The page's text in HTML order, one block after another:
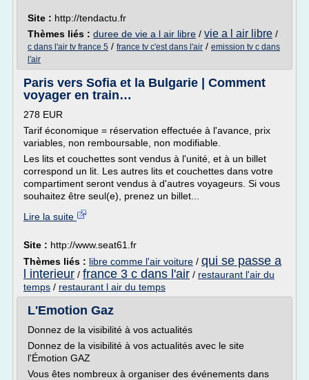
Site : http://tendactu.fr
Thèmes liés : duree de vie a l air libre / vie a l air libre /
c dans l'air tv france 5 / france tv c'est dans l'air / emission tv c dans
l'air
Paris vers Sofia et la Bulgarie | Comment
voyager en train…
278 EUR
Tarif économique = réservation effectuée à l'avance, prix
variables, non remboursable, non modifiable.
Les lits et couchettes sont vendus à l'unité, et à un billet
correspond un lit. Les autres lits et couchettes dans votre
compartiment seront vendus à d'autres voyageurs. Si vous
souhaitez être seul(e), prenez un billet...
Lire la suite
Site : http://www.seat61.fr
Thèmes liés : libre comme l'air voiture / qui se passe a
l interieur / france 3 c dans l'air / restaurant l'air du
temps / restaurant l air du temps
L'Emotion Gaz
Donnez de la visibilité à vos actualités
Donnez de la visibilité à vos actualités avec le site
l'Émotion GAZ
Vous êtes nombreux à organiser des événements dans